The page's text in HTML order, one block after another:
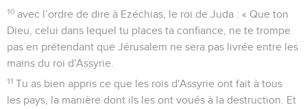
10 avec l’ordre de dire à Ezéchias, le roi de Juda : « Que ton
Dieu, celui dans lequel tu places ta confiance, ne te trompe
pas en prétendant que Jérusalem ne sera pas livrée entre les
mains du roi d'Assyrie.
11 Tu as bien appris ce que les rois d'Assyrie ont fait à tous
les pays, la manière dont ils les ont voués à la destruction. Et